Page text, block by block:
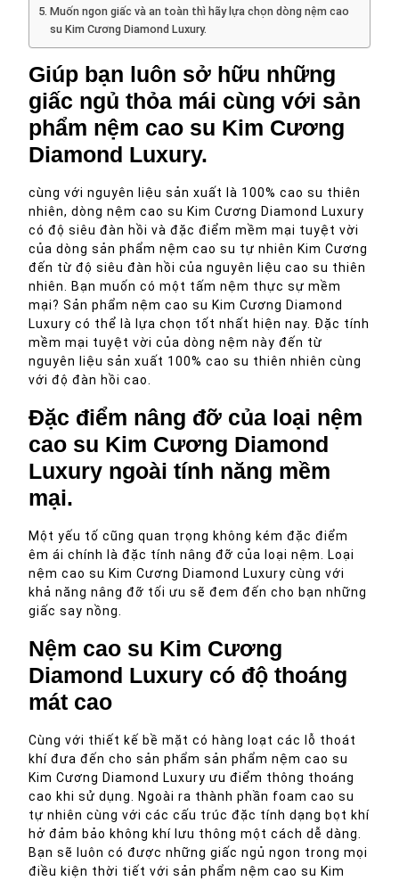
Muốn ngon giấc và an toàn thì hãy lựa chọn dòng nệm cao
su Kim Cương Diamond Luxury.
Giúp bạn luôn sở hữu những
giấc ngủ thỏa mái cùng với sản
phẩm nệm cao su Kim Cương
Diamond Luxury.
cùng với nguyên liệu sản xuất là 100% cao su thiên
nhiên, dòng nệm cao su Kim Cương Diamond Luxury
có độ siêu đàn hồi và đặc điểm mềm mại tuyệt vời
của dòng sản phẩm nệm cao su tự nhiên Kim Cương
đến từ độ siêu đàn hồi của nguyên liệu cao su thiên
nhiên. Bạn muốn có một tấm nệm thực sự mềm
mại? Sản phẩm nệm cao su Kim Cương Diamond
Luxury có thể là lựa chọn tốt nhất hiện nay. Đặc tính
mềm mại tuyệt vời của dòng nệm này đến từ
nguyên liệu sản xuất 100% cao su thiên nhiên cùng
với độ đàn hồi cao.
Đặc điểm nâng đỡ của loại nệm
cao su Kim Cương Diamond
Luxury ngoài tính năng mềm
mại.
Một yếu tố cũng quan trọng không kém đặc điểm
êm ái chính là đặc tính nâng đỡ của loại nệm. Loại
nệm cao su Kim Cương Diamond Luxury cùng với
khả năng nâng đỡ tối ưu sẽ đem đến cho bạn những
giấc say nồng.
Nệm cao su Kim Cương
Diamond Luxury có độ thoáng
mát cao
Cùng với thiết kế bề mặt có hàng loạt các lỗ thoát
khí đưa đến cho sản phẩm sản phẩm nệm cao su
Kim Cương Diamond Luxury ưu điểm thông thoáng
cao khi sử dụng. Ngoài ra thành phần foam cao su
tự nhiên cùng với các cấu trúc đặc tính dạng bọt khí
hở đảm bảo không khí lưu thông một cách dễ dàng.
Bạn sẽ luôn có được những giấc ngủ ngon trong mọi
điều kiện thời tiết với sản phẩm nệm cao su Kim